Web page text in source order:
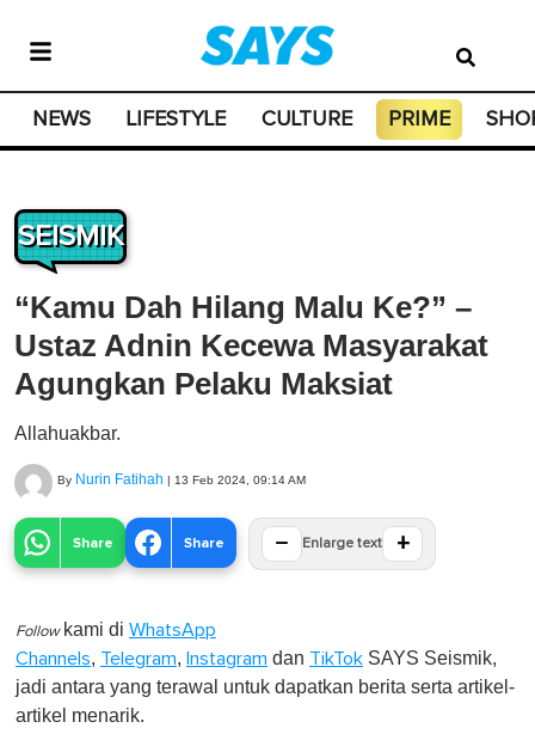
NEWS LIFESTYLE CULTURE PRIME
SEISMIK
“Kamu Dah Hilang Malu Ke?” –
Ustaz Adnin Kecewa Masyarakat
Agungkan Pelaku Maksiat
Allahuakbar.
By Nurin Fatihah | 13 Feb 2024, 09:14 AM
Share Share − Enlarge text +
Follow kami di WhatsApp
Channels, Telegram, Instagram dan TikTok SAYS Seismik,
jadi antara yang terawal untuk dapatkan berita serta artikel-
artikel menarik.